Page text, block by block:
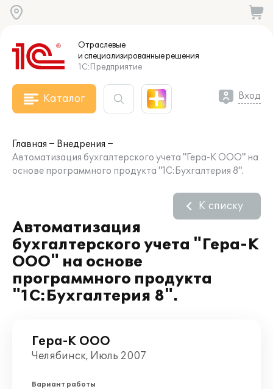
Отраслевые
и специализированныерешения
1С:Предприятие
Каталог Вход
Главная
Внедрения
Автоматизация бухгалтерского учета "Гера-К ООО" на
основе программного продукта "1C:Бухгалтерия 8".
Автоматизация
бухгалтерского учета "Гера-К
ООО" на основе
программного продукта
"1C:Бухгалтерия 8".
К списку
Гера-К ООО
Челябинск, Июль 2007
Вариант работы